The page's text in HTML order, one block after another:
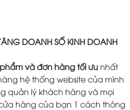
DOANH SỐ KINH DOANH
và đơn hàng tối ưu nhất
hệ thống website của mình
quản lý khách hàng và mọi
hàng của bạn 1 cách thông